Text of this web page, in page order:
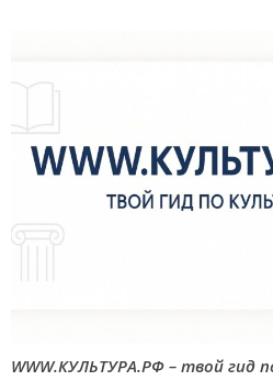
WWW.КУЛЬТУРА.РФ – твой гид